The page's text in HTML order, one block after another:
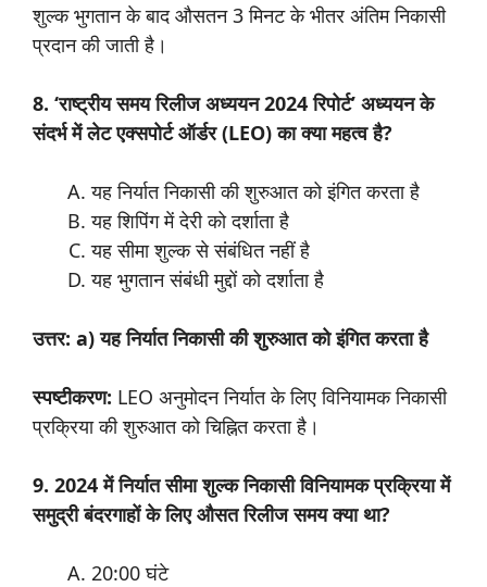
शुल्क भुगतान के बाद औसतन 3 मिनट के भीतर अंतिम निकासी
प्रदान की जाती है।
8. ‘राष्ट्रीय समय रिलीज अध्ययन 2024 रिपोर्ट’ अध्ययन के
संदर्भ में लेट एक्सपोर्ट ऑर्डर (LEO) का क्या महत्व है?
यह निर्यात निकासी की शुरुआत को इंगित करता है
यह शिपिंग में देरी को दर्शाता है
यह सीमा शुल्क से संबंधित नहीं है
यह भुगतान संबंधी मुद्दों को दर्शाता है
उत्तर: a) यह निर्यात निकासी की शुरुआत को इंगित करता है
स्पष्टीकरण: LEO अनुमोदन निर्यात के लिए विनियामक निकासी
प्रक्रिया की शुरुआत को चिह्नित करता है।
9. 2024 में निर्यात सीमा शुल्क निकासी विनियामक प्रक्रिया में
समुद्री बंदरगाहों के लिए औसत रिलीज समय क्या था?
20:00 घंटे